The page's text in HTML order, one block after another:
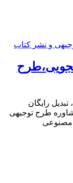
رایگان
طرح توجیهی
مصنوعی